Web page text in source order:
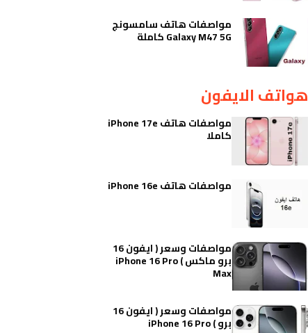
مواصفات هاتف سامسونج
Galaxy M47 5G كاملة
هواتف الايفون
مواصفات هاتف iPhone 17e
كاملا
مواصفات هاتف iPhone 16e
مواصفات وسعر ( ايفون 16
برو ماكس ) iPhone 16 Pro
Max
مواصفات وسعر ( ايفون 16
برو ) iPhone 16 Pro